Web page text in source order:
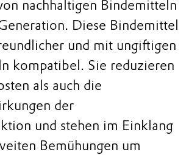
nachhaltigen Bindemitteln
Diese Bindemittel
und mit ungiftigen
kompatibel. Sie reduzieren
als auch die
der
und stehen im Einklang
Bemühungen um